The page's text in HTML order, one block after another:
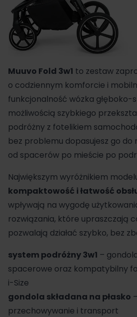
Muuvo Fold 3w1 to zestaw
o codziennym komforcie i
funkcjonalność wózka głęboko-
możliwością szybkiego
podróżny z fotelikiem
bez problemu dopasujesz go do
od spacerów po mieście po
Największym wyróżnikiem
kompaktowość i łatwość
wpływają na wygodę
rozwiązania, które upraszczają
pozwalają działać szybko, bez
system podróżny 3w1 –
spacerowe oraz kompatybilny
i-Size
gondola składana na płasko
przechowywanie i transport